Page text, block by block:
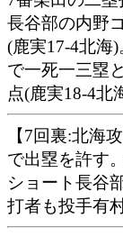
長谷部の内野
(鹿実17-4北海
で一死一三塁
点(鹿実18-4北
【7回裏:北海
で出塁を許す
ショート長谷
打者も投手有